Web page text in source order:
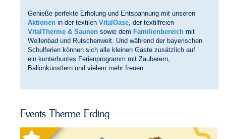
Genieße perfekte Erholung und Entspannung mit unseren
Aktionen in der textilen VitalOase, der textilfreien
VitalTherme & Saunen sowie dem Familienbereich mit
Wellenbad und Rutschenwelt. Und während der bayerischen
Schulferien können sich alle kleinen Gäste zusätzlich auf
ein kunterbuntes Ferienprogramm mit Zauberern,
Ballonkünstlern und vielem mehr freuen.
Events Therme Erding